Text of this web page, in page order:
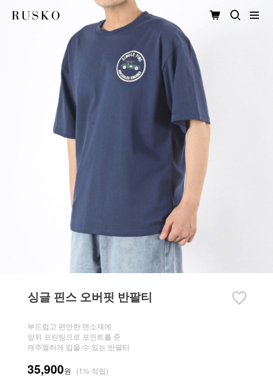
싱글 핀스 오버핏 반팔티
부드럽고 편안한 면소재에
앞뒤 프린팅으로 포인트를 준
캐주얼하게 입을 수 있는 반팔티
35,900원 (1% 적립)